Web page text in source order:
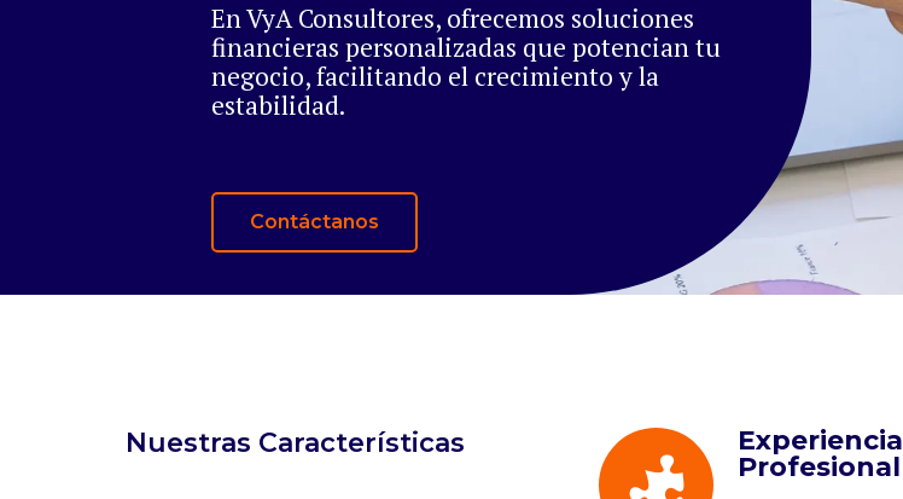
En VyA Consultores, ofrecemos soluciones
financieras personalizadas que potencian tu
negocio, facilitando el crecimiento y la
estabilidad.
Contáctanos
Nuestras Características
Experiencia
Profesional